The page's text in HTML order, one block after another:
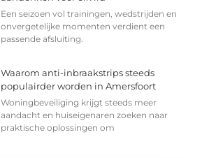
Een seizoen vol trainingen, wedstrijden en
onvergetelijke momenten verdient een
passende afsluiting.
Waarom anti-inbraakstrips steeds
populairder worden in Amersfoort
Woningbeveiliging krijgt steeds meer
aandacht en huiseigenaren zoeken naar
praktische oplossingen om